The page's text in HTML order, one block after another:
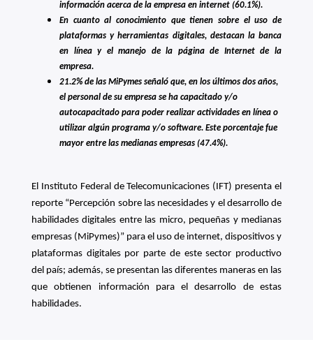
información acerca de la empresa en internet (60.1%).
En cuanto al conocimiento que tienen sobre el uso de
plataformas y herramientas digitales, destacan la banca
en línea y el manejo de la página de Internet de la
empresa.
21.2% de las MiPymes señaló que, en los últimos dos años,
el personal de su empresa se ha capacitado y/o
autocapacitado para poder realizar actividades en línea o
utilizar algún programa y/o software. Este porcentaje fue
mayor entre las medianas empresas (47.4%).
El Instituto Federal de Telecomunicaciones (IFT) presenta el
reporte “Percepción sobre las necesidades y el desarrollo de
habilidades digitales entre las micro, pequeñas y medianas
empresas (MiPymes)” para el uso de internet, dispositivos y
plataformas digitales por parte de este sector productivo
del país; además, se presentan las diferentes maneras en las
que obtienen información para el desarrollo de estas
habilidades.